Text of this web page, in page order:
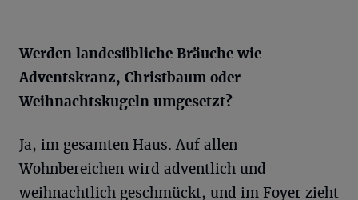
Werden landesübliche Bräuche wie
Adventskranz, Christbaum oder
Weihnachtskugeln umgesetzt?
Ja, im gesamten Haus. Auf allen
Wohnbereichen wird adventlich und
weihnachtlich geschmückt, und im Foyer zieht